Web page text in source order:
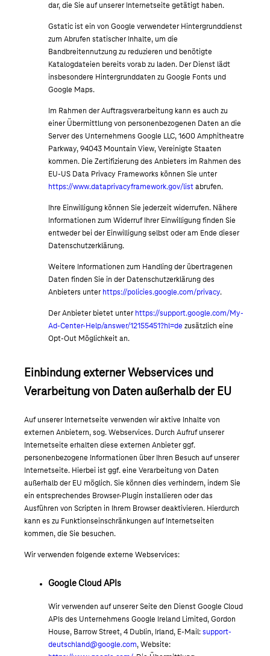
dar, die Sie auf unserer Internetseite getätigt haben.
Gstatic ist ein von Google verwendeter Hintergrunddienst
zum Abrufen statischer Inhalte, um die
Bandbreitennutzung zu reduzieren und benötigte
Katalogdateien bereits vorab zu laden. Der Dienst lädt
insbesondere Hintergrunddaten zu Google Fonts und
Google Maps.
Im Rahmen der Auftragsverarbeitung kann es auch zu
einer Übermittlung von personenbezogenen Daten an die
Server des Unternehmens Google LLC, 1600 Amphitheatre
Parkway, 94043 Mountain View, Vereinigte Staaten
kommen. Die Zertifizierung des Anbieters im Rahmen des
EU-US Data Privacy Frameworks können Sie unter
https://www.dataprivacyframework.gov/list abrufen.
Ihre Einwilligung können Sie jederzeit widerrufen. Nähere
Informationen zum Widerruf Ihrer Einwilligung finden Sie
entweder bei der Einwilligung selbst oder am Ende dieser
Datenschutzerklärung.
Weitere Informationen zum Handling der übertragenen
Daten finden Sie in der Datenschutzerklärung des
Anbieters unter https://policies.google.com/privacy.
Der Anbieter bietet unter https://support.google.com/My-
Ad-Center-Help/answer/12155451?hl=de zusätzlich eine
Opt-Out Möglichkeit an.
Einbindung externer Webservices und
Verarbeitung von Daten außerhalb der EU
Auf unserer Internetseite verwenden wir aktive Inhalte von
externen Anbietern, sog. Webservices. Durch Aufruf unserer
Internetseite erhalten diese externen Anbieter ggf.
personenbezogene Informationen über Ihren Besuch auf unserer
Internetseite. Hierbei ist ggf. eine Verarbeitung von Daten
außerhalb der EU möglich. Sie können dies verhindern, indem Sie
ein entsprechendes Browser-Plugin installieren oder das
Ausführen von Scripten in Ihrem Browser deaktivieren. Hierdurch
kann es zu Funktionseinschränkungen auf Internetseiten
kommen, die Sie besuchen.
Wir verwenden folgende externe Webservices:
Google Cloud APIs
Wir verwenden auf unserer Seite den Dienst Google Cloud
APIs des Unternehmens Google Ireland Limited, Gordon
House, Barrow Street, 4 Dublin, Irland, E-Mail: support-
deutschland@google.com, Website: